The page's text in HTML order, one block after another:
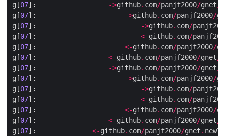
g[07]: ->github. com/panjf2000/gnet/
g[07]: ->github. com/panjf2000/
g[07]: ->github. com/
g[07]: <-github. com/
g[07]: <-github. com/panjf2000/
g[07]: <-github. com/panjf2000/gnet/
g[07]: ->github. com/panjf2000/gnet/
g[07]: ->github. com/panjf2000/
g[07]: ->github. com/
g[07]: <-github. com/
g[07]: <-github. com/panjf2000/
g[07]: <-github. com/panjf2000/gnet/
g[07]: <-github. com/panjf2000/gnet .